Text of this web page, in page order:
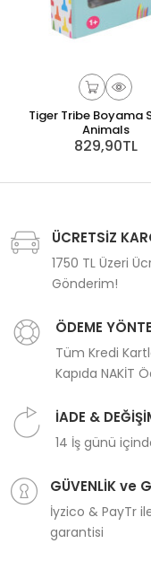
Tiger Tribe Boyama
Animals
829,90TL
ÜCRETSİZ
1750 TL Üzeri
Gönderim!
ÖDEME
Tüm Kredi
Kapıda NAKİT
İADE &
14 İş günü
GÜVENLİK ve
İyzico & PayTr
garantisi